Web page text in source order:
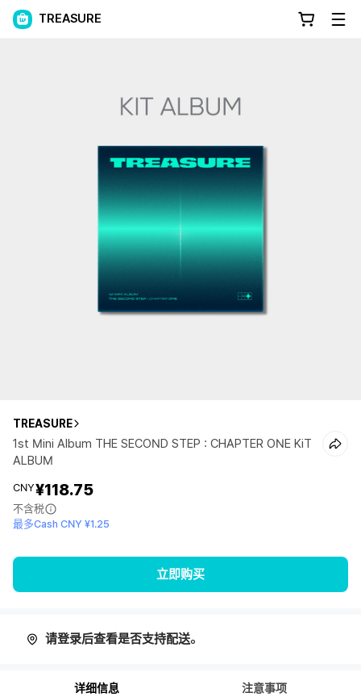
TREASURE
TREASURE
1st Mini Album THE SECOND STEP : CHAPTER ONE KiT
ALBUM
CNY¥118.75
不含税
最多Cash CNY ¥1.25
立即购买
请登录后查看是否支持配送。
详细信息 注意事项